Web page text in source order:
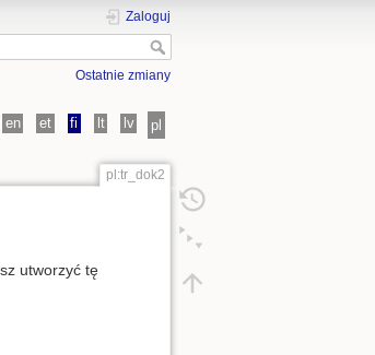
Zaloguj
Ostatnie zmiany
en et fi lt lv pl
pl:tr_dok2
utworzyć tę